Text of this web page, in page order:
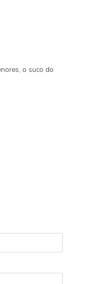
o suco do